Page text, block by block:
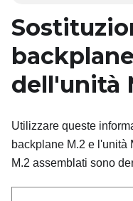
dell'unità
Utilizzare queste
backplane M.2 e l'unità
M.2 assemblati sono